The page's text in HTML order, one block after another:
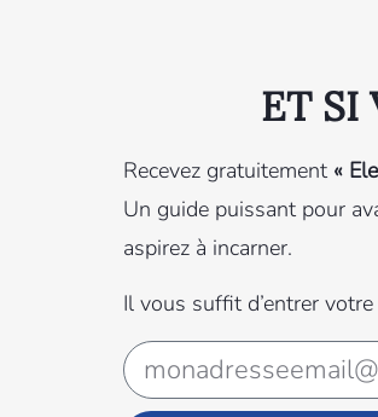
ET SI
Recevez gratuitement «
Un guide puissant pour
aspirez à incarner.
Il vous suffit d’entrer